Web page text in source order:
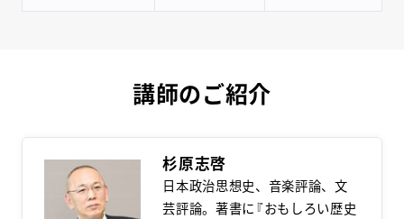
講師のご紹介
杉原志啓
日本政治思想史、音楽評論、文
芸評論。著書に『おもしろい歴史